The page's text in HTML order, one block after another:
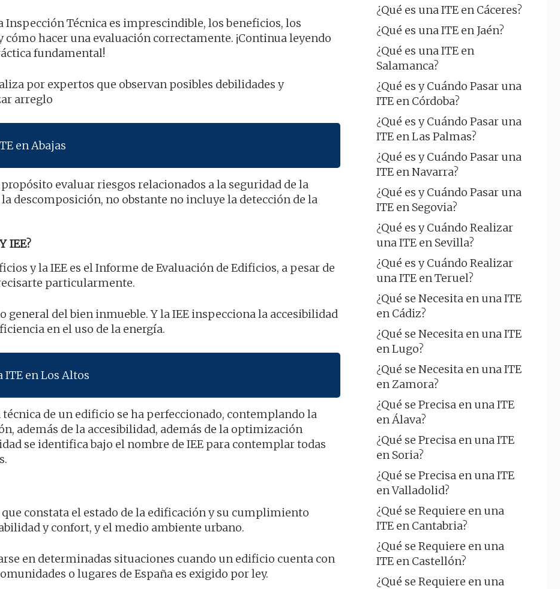
Inspección Técnica es imprescindible, los beneficios, los
hacer una evaluación correctamente. ¡Continua leyendo
fundamental!
por expertos que observan posibles debilidades y
arreglo
en Abajas
evaluar riesgos relacionados a la seguridad de la
descomposición, no obstante no incluye la detección de la
IEE?
y la IEE es el Informe de Evaluación de Edificios, a pesar de
particularmente.
general del bien inmueble. Y la IEE inspecciona la accesibilidad
en el uso de la energía.
ITE en Los Altos
de un edificio se ha perfeccionado, contemplando la
además de la accesibilidad, además de la optimización
se identifica bajo el nombre de IEE para contemplar todas
constata el estado de la edificación y su cumplimiento
y confort, y el medio ambiente urbano.
en determinadas situaciones cuando un edificio cuenta con
o lugares de España es exigido por ley.
¿Qué es una ITE en Cáceres?
¿Qué es una ITE en Jaén?
¿Qué es una ITE en
Salamanca?
¿Qué es y Cuándo Pasar una
ITE en Córdoba?
¿Qué es y Cuándo Pasar una
ITE en Las Palmas?
¿Qué es y Cuándo Pasar una
ITE en Navarra?
¿Qué es y Cuándo Pasar una
ITE en Segovia?
¿Qué es y Cuándo Realizar
una ITE en Sevilla?
¿Qué es y Cuándo Realizar
una ITE en Teruel?
¿Qué se Necesita en una ITE
en Cádiz?
¿Qué se Necesita en una ITE
en Lugo?
¿Qué se Necesita en una ITE
en Zamora?
¿Qué se Precisa en una ITE
en Álava?
¿Qué se Precisa en una ITE
en Soria?
¿Qué se Precisa en una ITE
en Valladolid?
¿Qué se Requiere en una
ITE en Cantabria?
¿Qué se Requiere en una
ITE en Castellón?
¿Qué se Requiere en una